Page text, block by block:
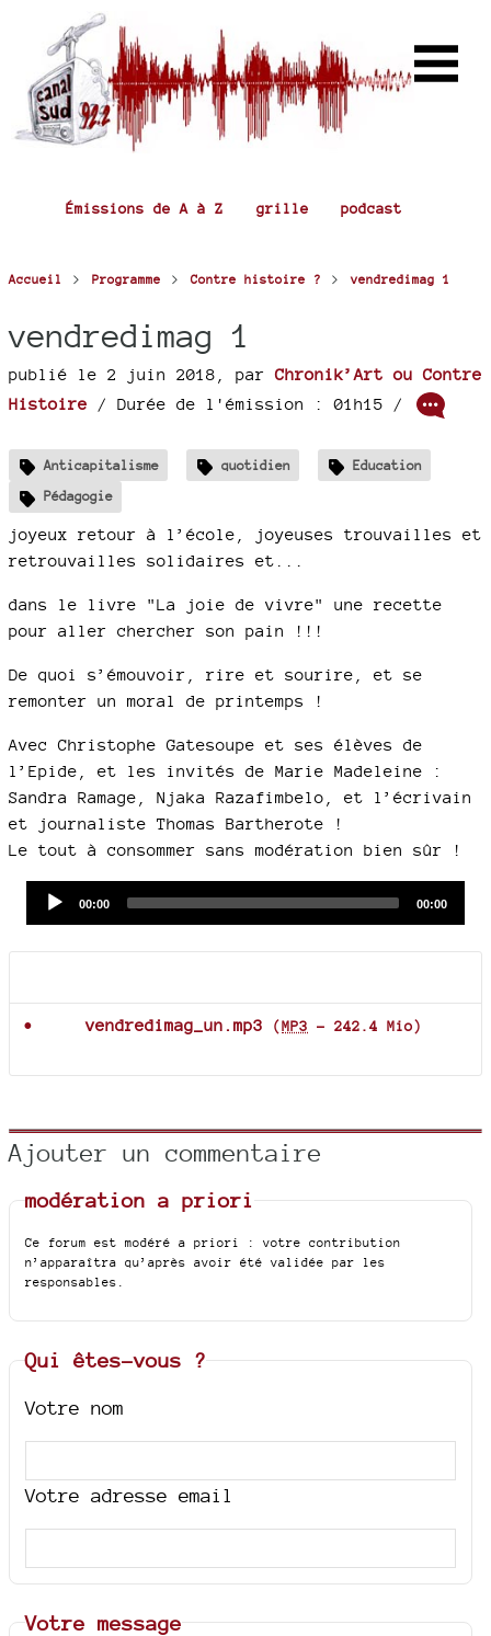
Émissions de A à Z grille podcast
Accueil > Programme > Contre histoire ? >vendredimag 1
vendredimag 1
publié le 2 juin 2018 parChronik’Art ou Contre
Histoire
/ Durée de l'émission : 01h15 /
Anticapitalisme quotidien
Education
Pédagogie
joyeux retour à l’école, joyeuses trouvailles et
retrouvailles solidaires et...
dans le livre "La joie de vivre" une recette
pour aller chercher son pain !!!
De quoi s’émouvoir, rire et sourire, et se
remonter un moral de printemps !
Avec Christophe Gatesoupe et ses élèves de
l’Epide, et les invités de Marie Madeleine :
Sandra Ramage, Njaka Razafimbelo, et l’écrivain
et journaliste Thomas Bartherote !
Le tout à consommer sans modération bien sûr !
Current
00:00
Total
00:00
vendredimag_un.mp3 (MP3 - 242.4 Mio)
Ajouter un commentaire
modération a priori
Ce forum est modéré a priori : votre contribution
n’apparaîtra qu’après avoir été validée par les
responsables.
Qui êtes-vous ?
Votre nom
Votre adresse email
Votre message